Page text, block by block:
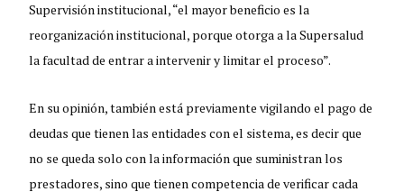
Supervisión institucional, “el mayor beneficio es la
reorganización institucional, porque otorga a la Supersalud
la facultad de entrar a intervenir y limitar el proceso”.
En su opinión, también está previamente vigilando el pago de
deudas que tienen las entidades con el sistema, es decir que
no se queda solo con la información que suministran los
prestadores, sino que tienen competencia de verificar cada